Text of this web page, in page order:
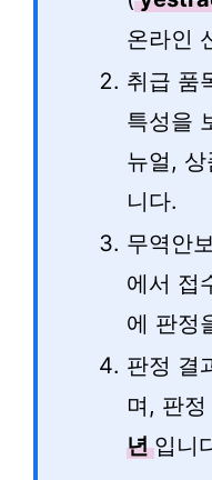
온라인
취급 품
특성을
뉴얼,
니다.
무역안
에서 접
에 판정
판정 결
며, 판
년 입니